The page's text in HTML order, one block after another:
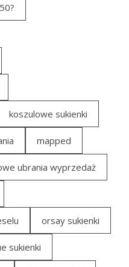
koszulowe sukienki
mapped
ubrania wyprzedaż
orsay sukienki
sukienki